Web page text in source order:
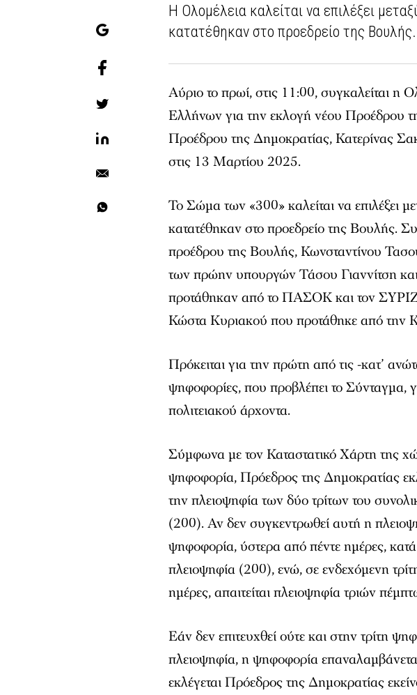
Η Ολομέλεια καλείται να επιλέξει
κατατέθηκαν στο προεδρείο της Βουλής.
Αύριο το πρωί, στις 11:00, συγκαλείται η
Ελλήνων για την εκλογή νέου Προέδρου
Προέδρου της Δημοκρατίας, Κατερίνας
στις 13 Μαρτίου 2025.
Το Σώμα των «300» καλείται να επιλέξει
κατατέθηκαν στο προεδρείο της Βουλής.
προέδρου της Βουλής, Κωνσταντίνου
των πρώην υπουργών Τάσου Γιαννίτση
προτάθηκαν από το ΠΑΣΟΚ και τον
Κώστα Κυριακού που προτάθηκε από την
Πρόκειται για την πρώτη από τις -κατ’
ψηφοφορίες, που προβλέπει το Σύνταγμα,
πολιτειακού άρχοντα.
Σύμφωνα με τον Καταστατικό Χάρτη της
ψηφοφορία, Πρόεδρος της Δημοκρατίας
την πλειοψηφία των δύο τρίτων του
(200). Αν δεν συγκεντρωθεί αυτή η
ψηφοφορία, ύστερα από πέντε ημέρες, κατά
πλειοψηφία (200), ενώ, σε ενδεχόμενη
ημέρες, απαιτείται πλειοψηφία τριών
Εάν δεν επιτευχθεί ούτε και στην τρίτη
πλειοψηφία, η ψηφοφορία
εκλέγεται Πρόεδρος της Δημοκρατίας